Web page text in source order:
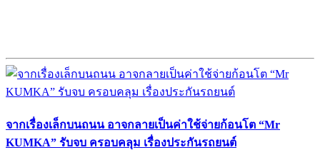
จากเรื่องเล็กบนถนน อาจกลายเป็นค่าใช้จ่ายก้อนโต “Mr
KUMKA” รับจบ ครอบคลุม เรื่องประกันรถยนต์